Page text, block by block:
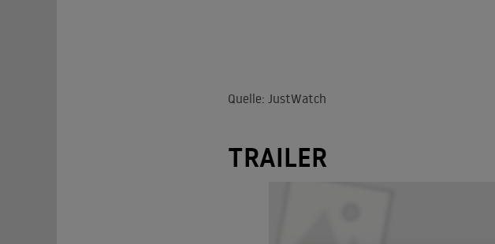
Quelle: JustWatch
TRAILER